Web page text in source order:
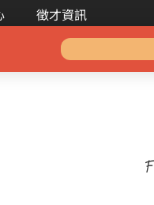
徵才資訊